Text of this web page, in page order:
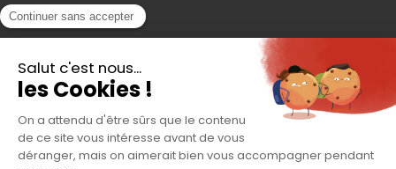
Actualités
Contact
Accès Adhérent